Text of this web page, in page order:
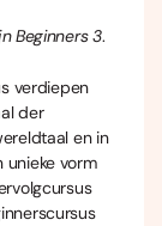
Beginners 3.
verdiepen
der
en in
unieke vorm